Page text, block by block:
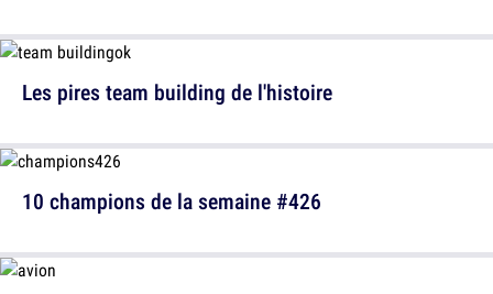
Les pires team building de l'histoire
10 champions de la semaine #426